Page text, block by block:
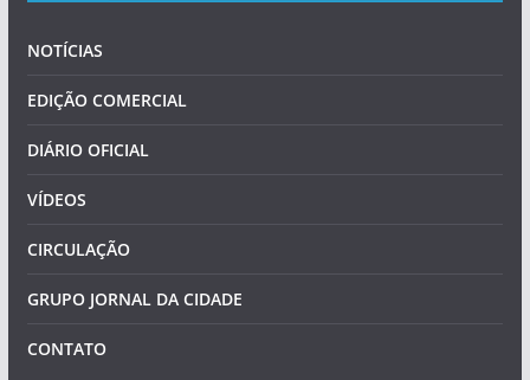
NOTÍCIAS
EDIÇÃO COMERCIAL
DIÁRIO OFICIAL
VÍDEOS
CIRCULAÇÃO
GRUPO JORNAL DA CIDADE
CONTATO